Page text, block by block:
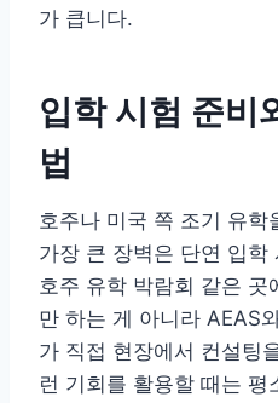
가 큽니다.
입학 시험 준비
법
호주나 미국 쪽 조기 유학
가장 큰 장벽은 단연 입학
호주 유학 박람회 같은 곳
만 하는 게 아니라 AEAS
가 직접 현장에서 컨설팅
런 기회를 활용할 때는 평